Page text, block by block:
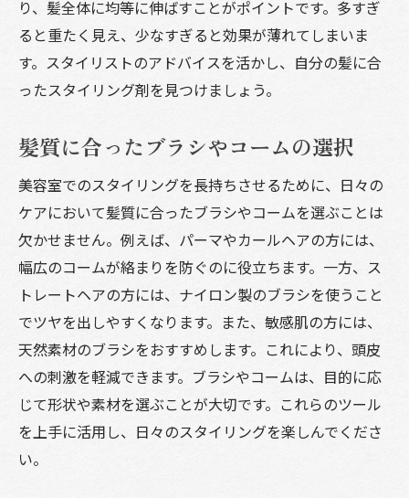
り、髪全体に均等に伸ばすことがポイントです。多すぎ
ると重たく見え、少なすぎると効果が薄れてしまいま
す。スタイリストのアドバイスを活かし、自分の髪に合
ったスタイリング剤を見つけましょう。
髪質に合ったブラシやコームの選択
美容室でのスタイリングを長持ちさせるために、日々の
ケアにおいて髪質に合ったブラシやコームを選ぶことは
欠かせません。例えば、パーマやカールヘアの方には、
幅広のコームが絡まりを防ぐのに役立ちます。一方、ス
トレートヘアの方には、ナイロン製のブラシを使うこと
でツヤを出しやすくなります。また、敏感肌の方には、
天然素材のブラシをおすすめします。これにより、頭皮
への刺激を軽減できます。ブラシやコームは、目的に応
じて形状や素材を選ぶことが大切です。これらのツール
を上手に活用し、日々のスタイリングを楽しんでくださ
い。